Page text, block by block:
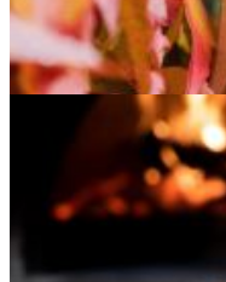
5 lieux à visiter en automne